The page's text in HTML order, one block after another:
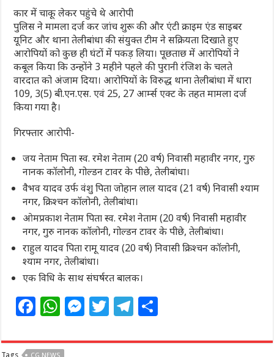
कार में चाकू लेकर पहुंचे थे आरोपी
पुलिस ने मामला दर्ज कर जांच शुरू की और एंटी क्राइम एंड साइबर
यूनिट और थाना तेलीबांधा की संयुक्त टीम ने सक्रियता दिखाते हुए
आरोपियों को कुछ ही घंटों में पकड़ लिया। पूछताछ में आरोपियों ने
कबूल किया कि उन्होंने 3 महीने पहले की पुरानी रंजिश के चलते
वारदात को अंजाम दिया। आरोपियों के विरुद्ध थाना तेलीबांधा में धारा
109, 3(5) बी.एन.एस. एवं 25, 27 आर्म्स एक्ट के तहत मामला दर्ज
किया गया है।
गिरफ्तार आरोपी-
जय नेताम पिता स्व. रमेश नेताम (20 वर्ष) निवासी महावीर नगर, गुरु
नानक कॉलोनी, गोल्डन टावर के पीछे, तेलीबांधा।
वैभव यादव उर्फ वंशु पिता जोहान लाल यादव (21 वर्ष) निवासी श्याम
नगर, क्रिश्चन कॉलोनी, तेलीबांधा।
ओमप्रकाश नेताम पिता स्व. रमेश नेताम (20 वर्ष) निवासी महावीर
नगर, गुरु नानक कॉलोनी, गोल्डन टावर के पीछे, तेलीबांधा।
राहुल यादव पिता रामू यादव (20 वर्ष) निवासी क्रिश्चन कॉलोनी,
श्याम नगर, तेलीबांधा।
एक विधि के साथ संघर्षरत बालक।
F
c
W
at
M
ss
T
itt
T
e ar
Tags